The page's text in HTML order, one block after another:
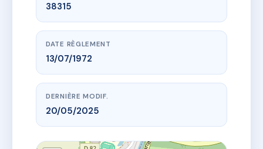
38315
DATE RÈGLEMENT
13/07/1972
DERNIÈRE MODIF.
20/05/2025